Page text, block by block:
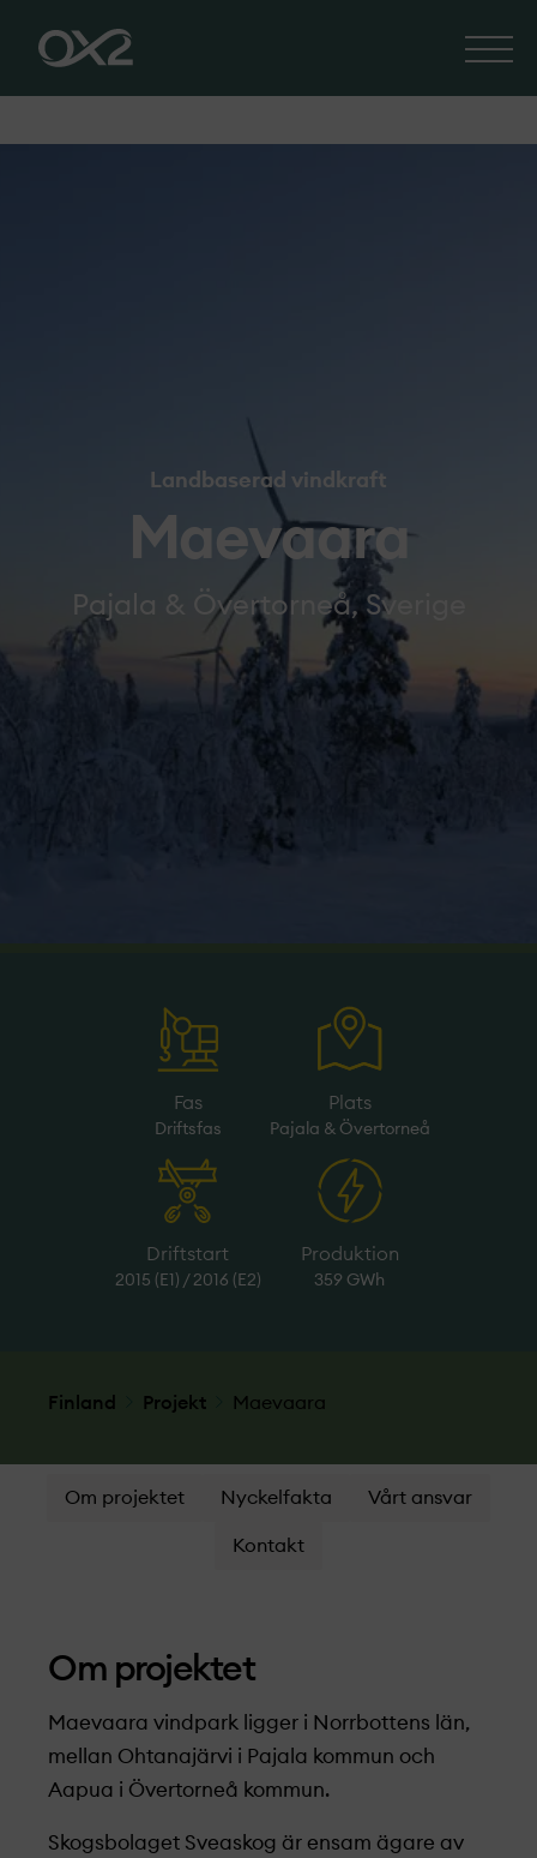
Landbaserad vindkraft
Maevaara
Pajala & Övertorneå, Sverige
Fas
Driftsfas
Plats
Pajala & Övertorneå
Driftstart
2015 (E1) / 2016 (E2)
Produktion
359 GWh
Finland Projekt­ Maevaara
Om projektet Nyckelfakta Vårt ansvar
Kontakt
Om projekt­et
Maevaara vindpark ligger i Norrbottens län,
mellan Ohtanajärvi i Pajala kommun och
Aapua i Övertorneå kommun.
Skogsbolaget Sveaskog är ensam ägare av